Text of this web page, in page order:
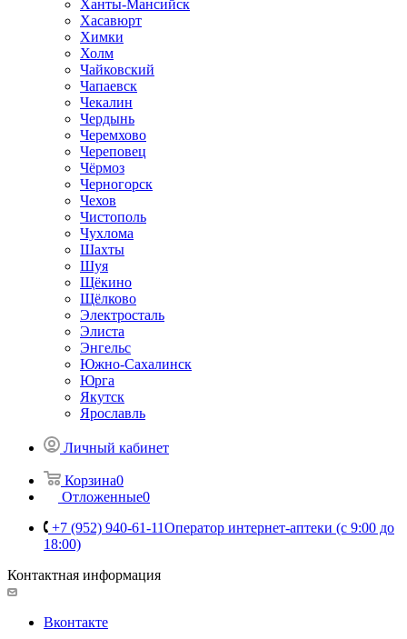
Ханты-Мансийск
Хасавюрт
Химки
Холм
Чайковский
Чапаевск
Чекалин
Чердынь
Черемхово
Череповец
Чёрмоз
Черногорск
Чехов
Чистополь
Чухлома
Шахты
Шуя
Щёкино
Щёлково
Электросталь
Элиста
Энгельс
Южно-Сахалинск
Юрга
Якутск
Ярославль
Личный кабинет
Корзина0
Отложенные0
+7 (952) 940-61-11Оператор интернет-аптеки (с 9:00 до
18:00)
Контактная информация
Вконтакте